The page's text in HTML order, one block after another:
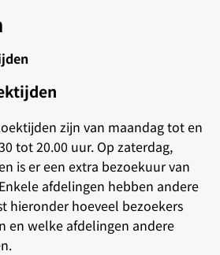
zijn van maandag tot en
tot 20.00 uur. Op zaterdag,
is er een extra bezoekuur van
afdelingen hebben andere
hieronder hoeveel bezoekers
en welke afdelingen andere